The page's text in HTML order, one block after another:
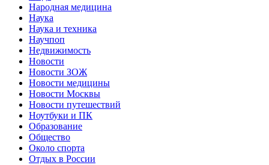
Народная медицина
Наука
Наука и техника
Научпоп
Недвижимость
Новости
Новости ЗОЖ
Новости медицины
Новости Москвы
Новости путешествий
Ноутбуки и ПК
Образование
Общество
Около спорта
Отдых в России